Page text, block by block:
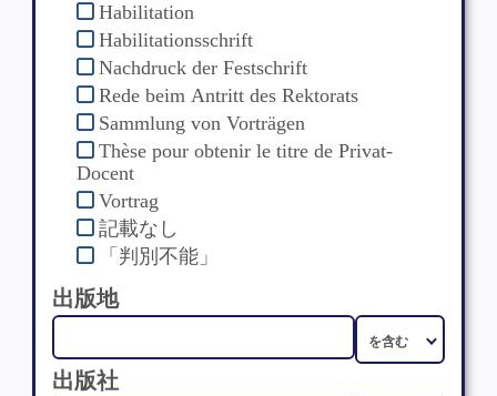
Habilitation
Habilitationsschrift
Nachdruck der Festschrift
Rede beim Antritt des Rektorats
Sammlung von Vorträgen
Thèse pour obtenir le titre de Privat-
Docent
Vortrag
記載なし
「判別不能」
出版地
出版社